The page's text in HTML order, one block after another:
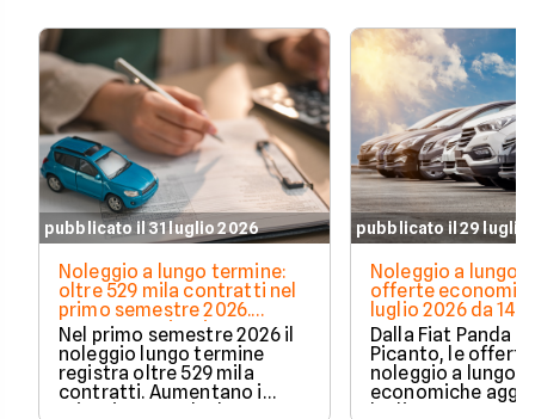
pubblicato il 31 luglio 2026
Noleggio a lungo termine:
oltre 529 mila contratti nel
primo semestre 2026.
Crescono privati e auto
elettrificate
Nel primo semestre 2026 il
noleggio lungo termine
registra oltre 529 mila
contratti. Aumentano i
privati, cresce la durata
pubblicato il 29 luglio
Noleggio a lungo
offerte
luglio 2026 da
Dalla Fiat Panda
Picanto, le
noleggio a lungo
economiche
luglio 2026, con